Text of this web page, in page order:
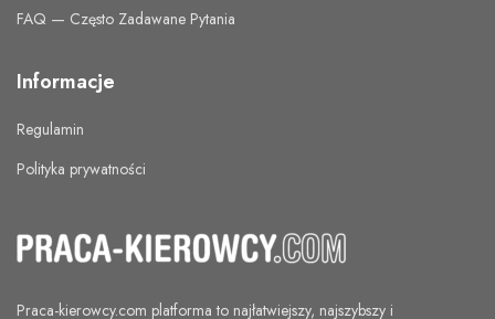
FAQ — Często Zadawane Pytania
Informacje
Regulamin
Polityka prywatności
Praca-kierowcy.com platforma to najłatwiejszy, najszybszy i